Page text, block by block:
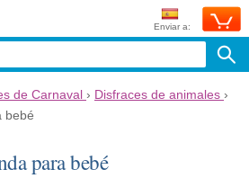
Enviar a:
de Carnaval › Disfraces de animales ›
bebé
para bebé